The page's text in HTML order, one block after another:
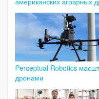
Perceptual Robotics
дронами